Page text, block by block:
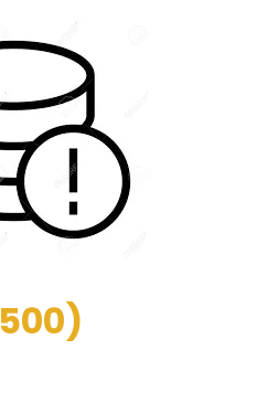
500)